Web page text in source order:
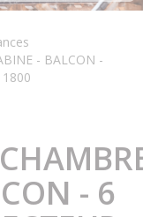
- BALCON -
- 6